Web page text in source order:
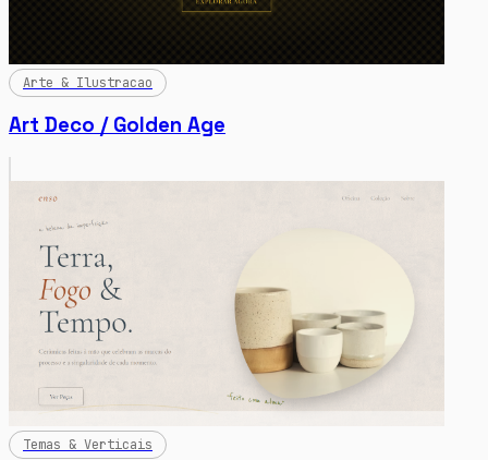
Arte & Ilustracao
Art Deco / Golden Age
Temas & Verticais